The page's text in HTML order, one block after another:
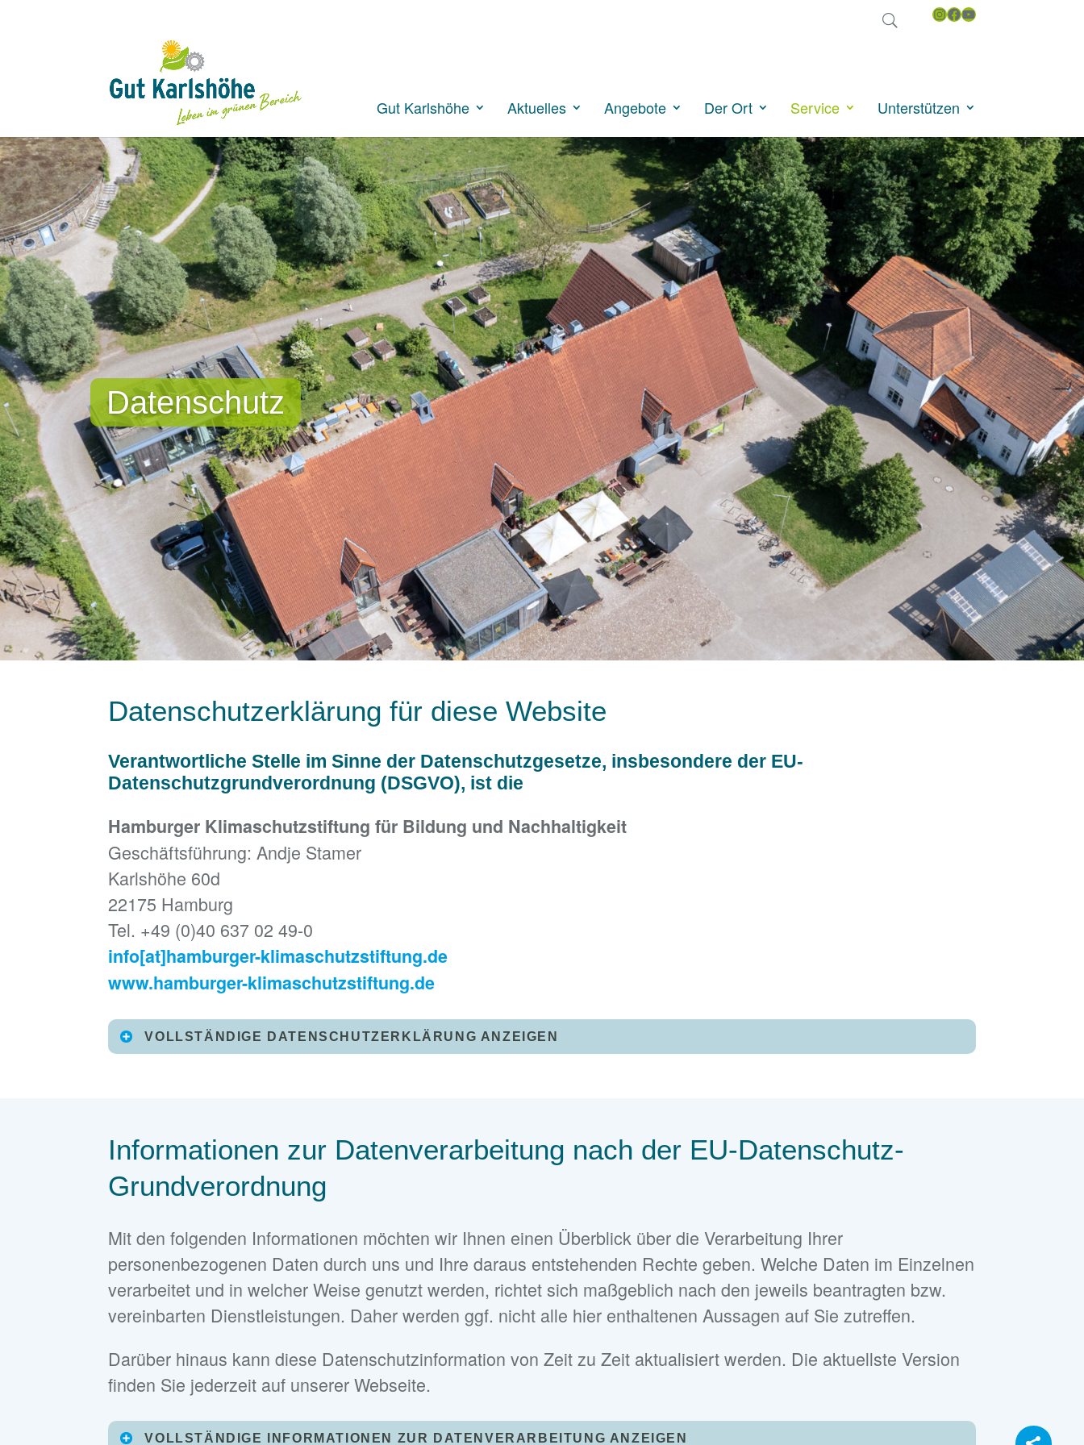
Gut Karlshöhe Aktuelles Angebote Der Ort Service Unterstützen
Instagram
Facebook
YouTube
Datenschutz
Datenschutzerklärung für diese Website
Verantwortliche Stelle im Sinne der Datenschutzgesetze, insbesondere der EU-
Datenschutzgrundverordnung (DSGVO), ist die
Hamburger Klimaschutzstiftung für Bildung und Nachhaltigkeit
Geschäftsführung: Andje Stamer
Karlshöhe 60d
22175 Hamburg
Tel. +49 (0)40 637 02 49-0
info[at]hamburger-klimaschutzstiftung.de
www.hamburger-klimaschutzstiftung.de
VOLLSTÄNDIGE DATENSCHUTZERKLÄRUNG ANZEIGEN
Informationen zur Datenverarbeitung nach der EU-Datenschutz-
Grundverordnung
Mit den folgenden Informationen möchten wir Ihnen einen Überblick über die Verarbeitung Ihrer
personenbezogenen Daten durch uns und Ihre daraus entstehenden Rechte geben. Welche Daten im Einzelnen
verarbeitet und in welcher Weise genutzt werden, richtet sich maßgeblich nach den jeweils beantragten bzw.
vereinbarten Dienstleistungen. Daher werden ggf. nicht alle hier enthaltenen Aussagen auf Sie zutreffen.
Darüber hinaus kann diese Datenschutzinformation von Zeit zu Zeit aktualisiert werden. Die aktuellste Version
finden Sie jederzeit auf unserer Webseite.
VOLLSTÄNDIGE INFORMATIONEN ZUR DATENVERARBEITUNG ANZEIGEN